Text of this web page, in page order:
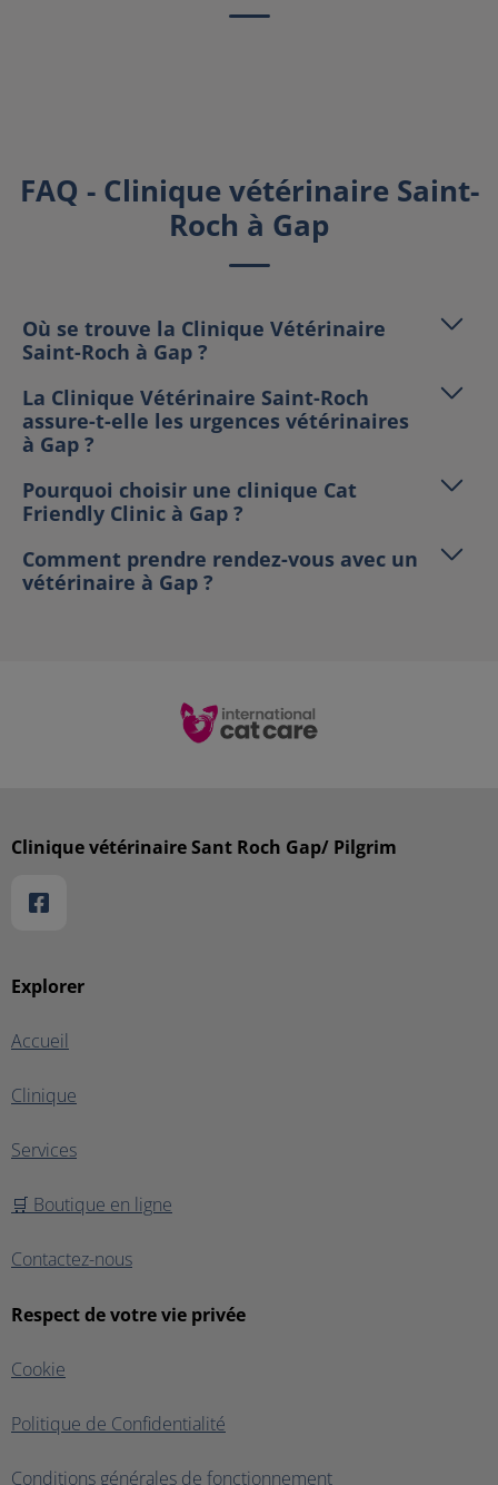
FAQ - Clinique vétérinaire Saint-
Roch à Gap
Où se trouve la Clinique Vétérinaire
Saint-Roch à Gap ?
La Clinique Vétérinaire Saint-Roch
assure-t-elle les urgences vétérinaires
à Gap ?
Pourquoi choisir une clinique Cat
Friendly Clinic à Gap ?
Comment prendre rendez-vous avec un
vétérinaire à Gap ?
Explorer
Accueil
Clinique
Services
🛒 Boutique en ligne
Contactez-nous
Respect de votre vie privée
Cookie
Politique de Confidentialité
Conditions générales de fonctionnement
Clinique vétérinaire Sant Roch Gap/ Pilgrim